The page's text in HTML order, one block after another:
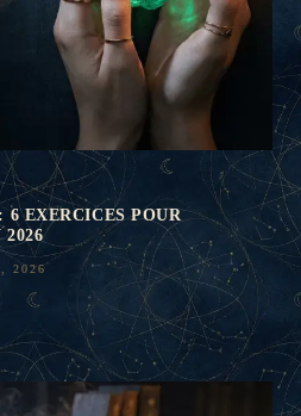
EXERCICES POUR
2026
2026